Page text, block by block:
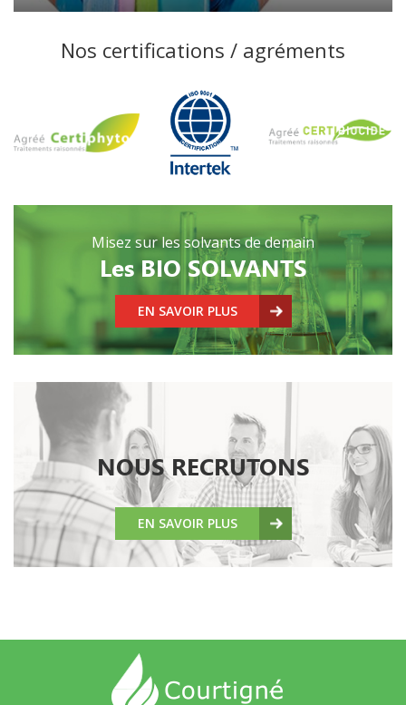
Nos certifications / agréments
Misez sur les solvants de demain
Les BIO SOLVANTS
EN SAVOIR PLUS
NOUS RECRUTONS
EN SAVOIR PLUS